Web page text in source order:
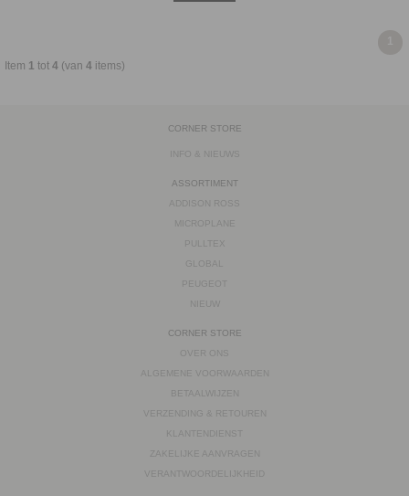
Item 1 tot 4 (van 4 items)
CORNER STORE
INFO & NIEUWS
ASSORTIMENT
ADDISON ROSS
MICROPLANE
PULLTEX
GLOBAL
PEUGEOT
NIEUW
CORNER STORE
OVER ONS
ALGEMENE VOORWAARDEN
BETAALWIJZEN
VERZENDING & RETOUREN
KLANTENDIENST
ZAKELIJKE AANVRAGEN
VERANTWOORDELIJKHEID